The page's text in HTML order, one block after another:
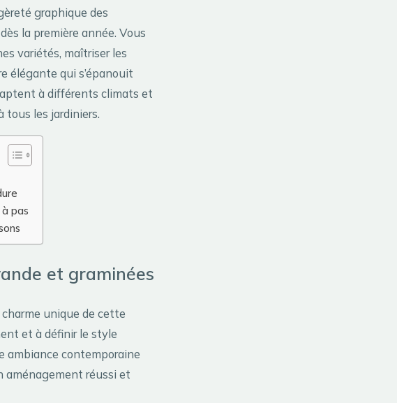
graphique des
la première année. Vous
variétés, maîtriser les
élégante qui s’épanouit
à différents climats et
tous les jardiniers.
pas
et graminées
unique de cette
et à définir le style
ambiance contemporaine
aménagement réussi et